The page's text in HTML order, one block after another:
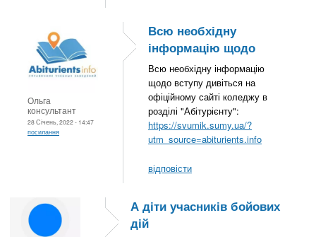
Ольга
консультант
28 Січень, 2022 - 14:47
посилання
Всю необхідну
інформацію щодо
Всю необхідну інформацію
щодо вступу дивіться на
офіційному сайті коледжу в
розділі "Абітурієнту":
https://svumik.sumy.ua/?
utm_source=abiturients.info
відповісти
А діти учасників бойових
дій